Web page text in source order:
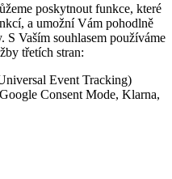
poskytnout funkce, které
a umožní Vám pohodlně
S Vaším souhlasem používáme
třetích stran:
Event Tracking)
Consent Mode, Klarna,